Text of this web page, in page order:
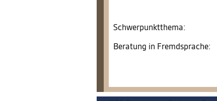
Schwerpunktthema:
Beratung in Fremdsprache: